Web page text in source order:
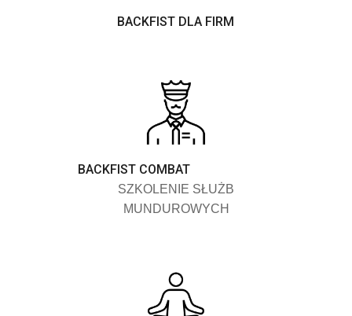
BACKFIST DLA FIRM
BACKFIST COMBAT
SZKOLENIE SŁUŻB
MUNDUROWYCH